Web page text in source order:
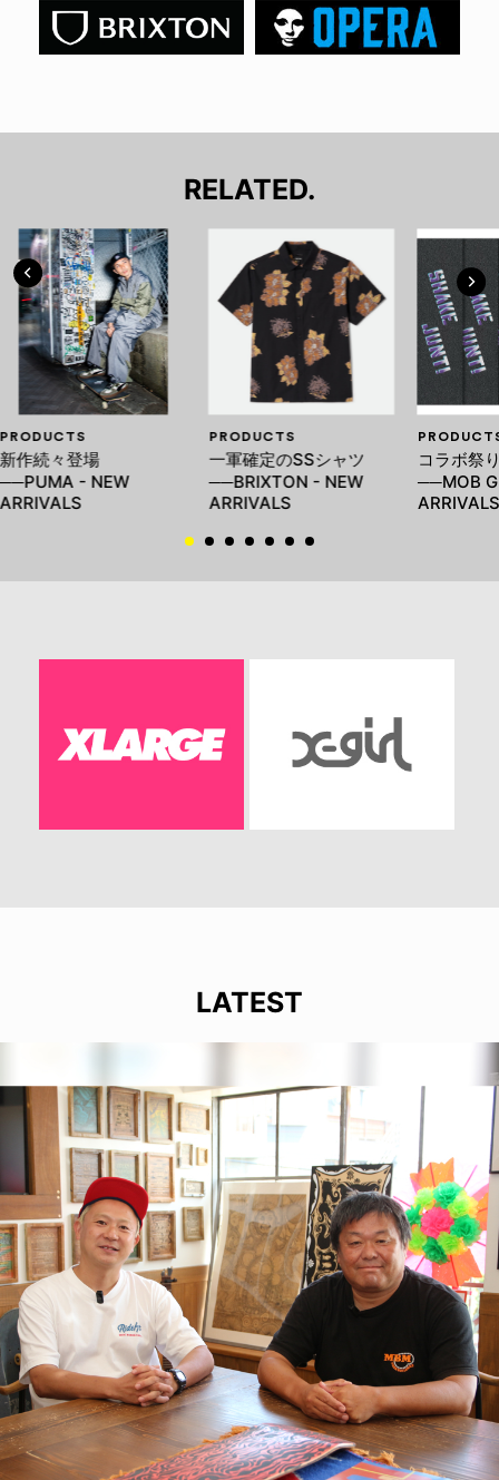
RELATED.
PRODUCTS
新作続々登場
──PUMA - NEW
ARRIVALS
PRODUCTS
一軍確定のSSシャツ
──BRIXTON - NEW
ARRIVALS
コラボ祭
──MOB
ARRIVALS
LATEST